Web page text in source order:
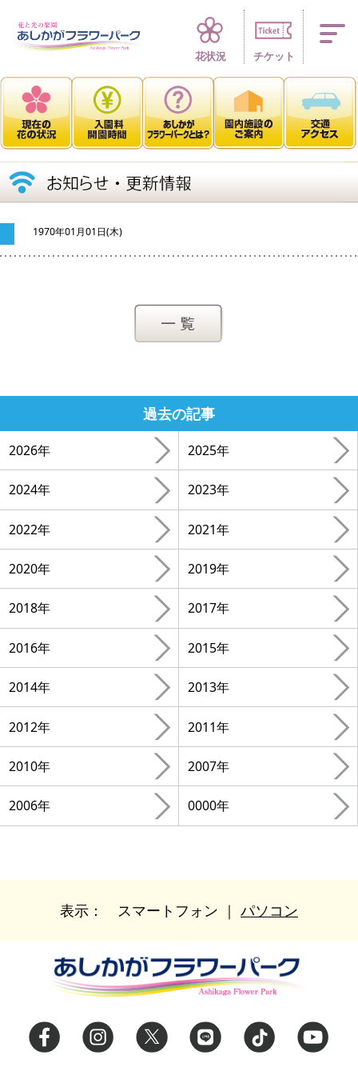
四季折々 花の
花状況 チケット
1970年01月01日(木)
過去の記事
2026年 2025年
2024年 2023年
2022年 2021年
2020年 2019年
2018年 2017年
2016年 2015年
2014年 2013年
2012年 2011年
2010年 2007年
2006年 0000年
表示： スマートフォン ｜ パソコン